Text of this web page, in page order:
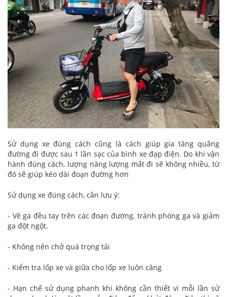
Sử dụng xe đúng cách cũng là cách giúp gia tăng quãng
đường đi được sau 1 lần sạc của bình xe đạp điện. Do khi vận
hành đúng cách, lượng năng lượng mất đi sẽ không nhiều, từ
đó sẽ giúp kéo dài đoạn đường hơn
Sử dụng xe đúng cách, cần lưu ý:
- Vê ga đều tay trên các đoạn đường, tránh phóng ga và giảm
ga đột ngột.
- Không nên chở quá trọng tải
- Kiểm tra lốp xe và giữa cho lốp xe luôn căng
- Hạn chế sử dụng phanh khi không cần thiết vì mỗi lần sử